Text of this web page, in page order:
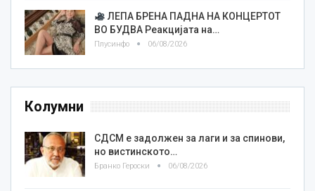
ЛЕПА БРЕНА ПАДНА НА КОНЦЕРТОТ
ВО БУДВА Реакцијата на…
Плусинфо 06/08/2026
Колумни
СДСМ е задолжен за лаги и за спинови,
но вистинското…
Бранко Героски 06/08/2026